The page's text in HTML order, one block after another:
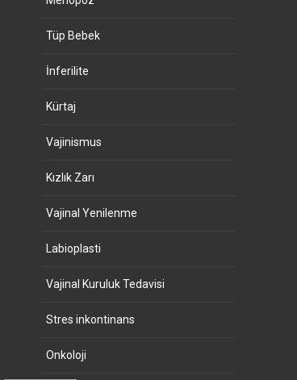
Tüp Bebek
İnferilite
Kürtaj
Vajinismus
Kızlık Zarı
Vajinal Yenilenme
Labioplasti
Vajinal Kuruluk Tedavisi
Stres inkontinans
Onkoloji